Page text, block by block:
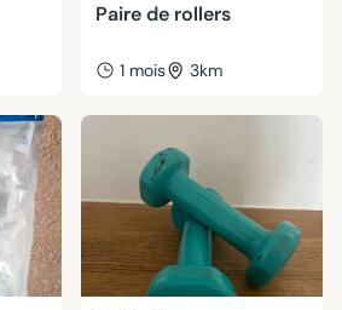
Paire de rollers
1 mois 3km